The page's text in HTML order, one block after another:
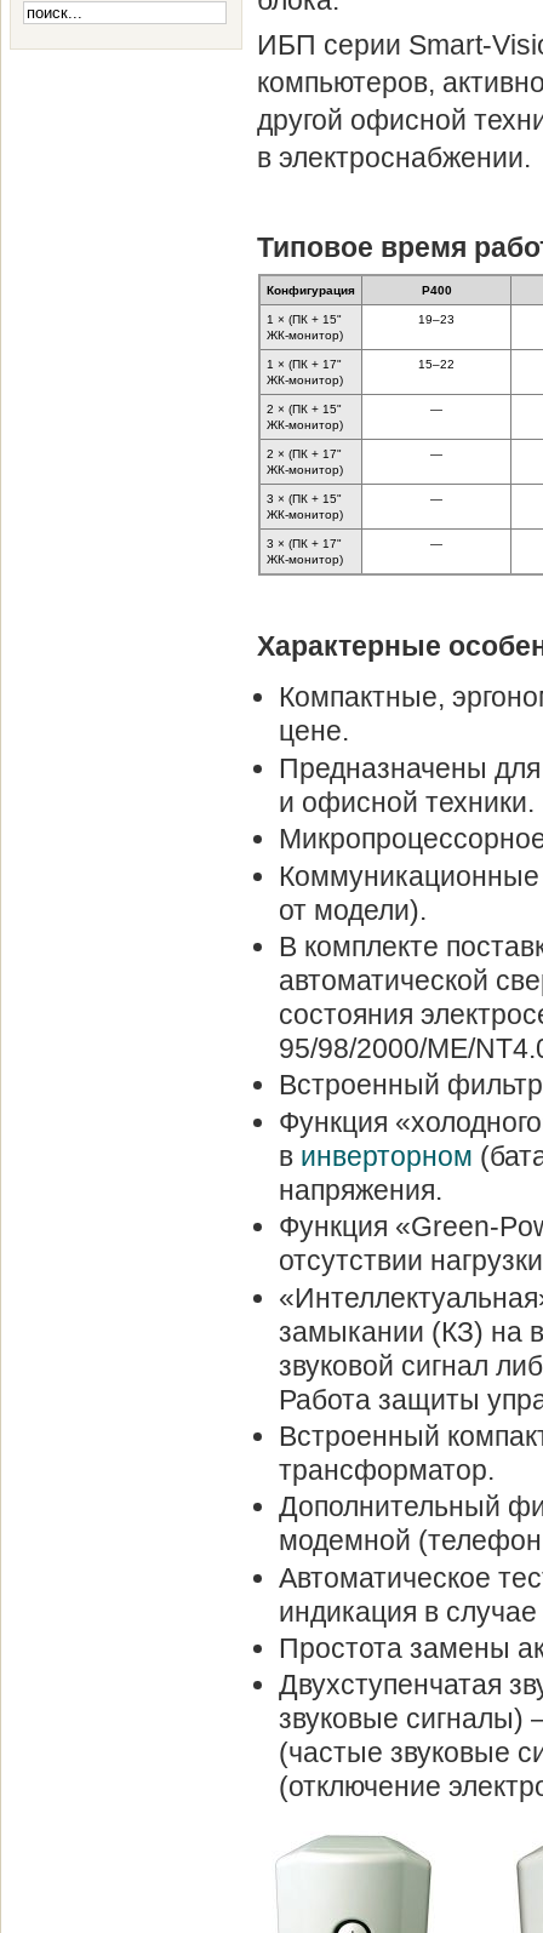
ИБП серии Smart-
компьютеров,
другой офисной
в электроснабжении.
Типовое время
Конфигурация P400
1 × (ПК + 15"
ЖК-монитор)
19–23
1 × (ПК + 17"
ЖК-монитор)
15–22
2 × (ПК + 15"
ЖК-монитор)
—
2 × (ПК + 17"
ЖК-монитор)
—
3 × (ПК + 15"
ЖК-монитор)
—
3 × (ПК + 17"
ЖК-монитор)
—
Характерные
Компактные,
цене.
Предназначены
и офисной техники.
от модели).
В комплекте
автоматической
состояния
95/98/2000/ME/
Встроенный
Функция
в инверторном
напряжения.
Функция «Green-
отсутствии
замыкании (КЗ) на
звуковой сигнал
Работа защиты
Встроенный
трансформатор.
Дополнительный
модемной
Автоматическое
индикация в
Простота замены
Двухступенчатая
звуковые сигналы)
(частые звуковые
(отключение